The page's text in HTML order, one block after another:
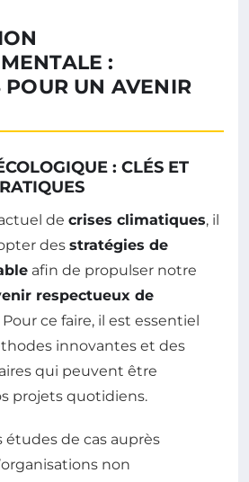
:
POUR UN AVENIR
: CLÉS ET
de crises climatiques, il
des stratégies de
afin de propulser notre
respectueux de
Pour ce faire, il est essentiel
innovantes et des
qui peuvent être
projets quotidiens.
études de cas auprès
non